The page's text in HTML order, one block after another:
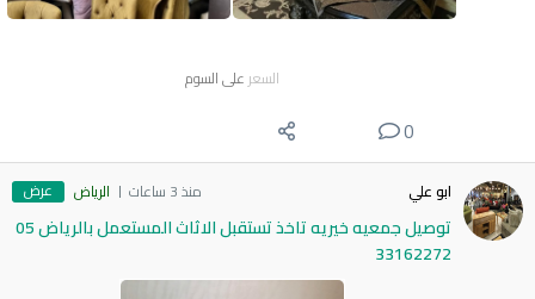
السعر على السوم
0
ابو علي منذ 3 ساعات الرياض عرض
توصيل جمعيه خيريه تاخذ تستقبل الاثاث المستعمل بالرياض 05
33162272